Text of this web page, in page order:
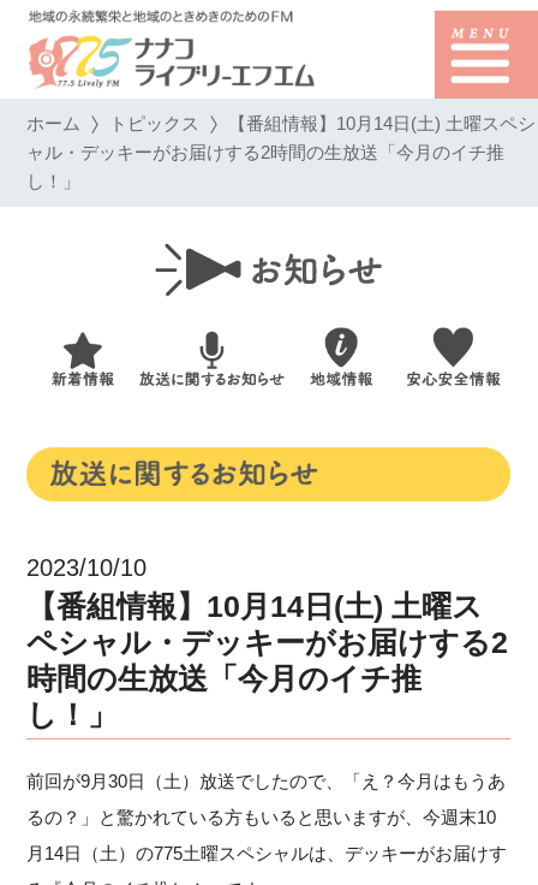
ホーム トピックス 【番組情報】10月14日(土) 土曜スペシ
ャル・デッキーがお届けする2時間の生放送「今月のイチ推
し！」
2023/10/10
【番組情報】10月14日(土) 土曜ス
ペシャル・デッキーがお届けする2
時間の生放送「今月のイチ推
し！」
前回が9月30日（土）放送でしたので、「え？今月はもうあ
るの？」と驚かれている方もいると思いますが、今週末10
月14日（土）の775土曜スペシャルは、デッキーがお届けす